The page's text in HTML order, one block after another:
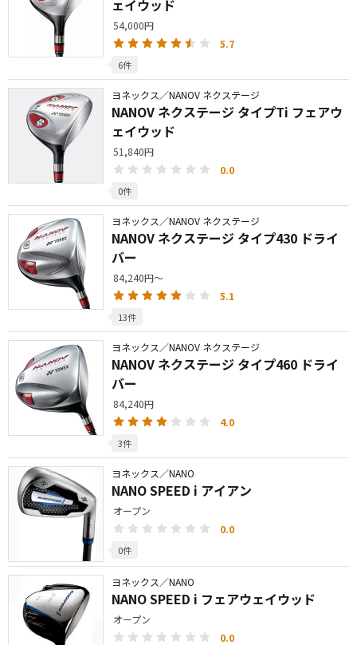
ェイウッド
54,000円
5.7
6件
ヨネックス／NANOV ネクステージ
NANOV ネクステージ タイプTi フェアウ
ェイウッド
51,840円
0.0
0件
ヨネックス／NANOV ネクステージ
NANOV ネクステージ タイプ430 ドライ
バー
84,240円～
5.1
13件
ヨネックス／NANOV ネクステージ
NANOV ネクステージ タイプ460 ドライ
バー
84,240円
4.0
3件
ヨネックス／NANO
NANO SPEED i アイアン
オープン
0.0
0件
ヨネックス／NANO
NANO SPEED i フェアウェイウッド
オープン
0.0